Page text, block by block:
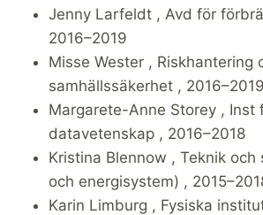
Jenny Larfeldt , Avd för
2016–2019
Misse Wester , Riskhantering
samhällssäkerhet , 2016–2019
Margarete-Anne Storey , Inst
datavetenskap , 2016–2018
Kristina Blennow , Teknik och
och energisystem) ,
Karin Limburg , Fysiska